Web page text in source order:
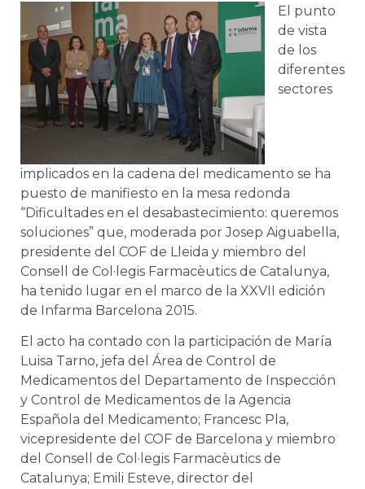
El punto
de vista
de los
diferentes
sectores
implicados en la cadena del medicamento se ha
puesto de manifiesto en la mesa redonda
“Dificultades en el desabastecimiento: queremos
soluciones” que, moderada por Josep Aiguabella,
presidente del COF de Lleida y miembro del
Consell de Col·legis Farmacèutics de Catalunya,
ha tenido lugar en el marco de la XXVII edición
de Infarma Barcelona 2015.
El acto ha contado con la participación de María
Luisa Tarno, jefa del Área de Control de
Medicamentos del Departamento de Inspección
y Control de Medicamentos de la Agencia
Española del Medicamento; Francesc Pla,
vicepresidente del COF de Barcelona y miembro
del Consell de Col·legis Farmacèutics de
Catalunya; Emili Esteve, director del